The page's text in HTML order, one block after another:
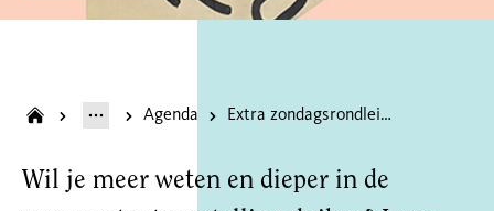
Agenda Extra zondagsrondleiding/ Keith Haring: Grace House Mural
Wil je meer weten en dieper in de